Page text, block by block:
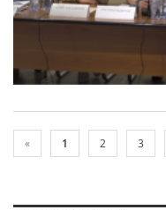
« 1 2 3